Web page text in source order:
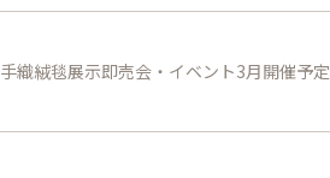
手織絨毯展示即売会・イベント3月開催予定